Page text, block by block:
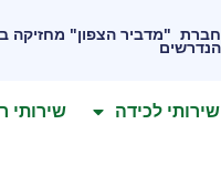
חברת "מדביר הצפון" מחזיקה
הנדרשים
שירותי לכידה שירותי